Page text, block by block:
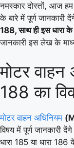
नमस्कार दोस्तों, आज
के बारे में पूर्ण जानकारी
188, साथ ही इस धारा के
जानकारी इस लेख के
मोटर वाहन
188 का
मोटर वाहन अधिनियम
विषय में पूर्ण जानकारी
धारा 185 या धारा